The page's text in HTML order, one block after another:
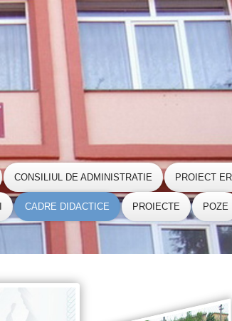
CONSILIUL DE ADMINISTRATIE PROIECT
CADRE DIDACTICE PROIECTE POZE